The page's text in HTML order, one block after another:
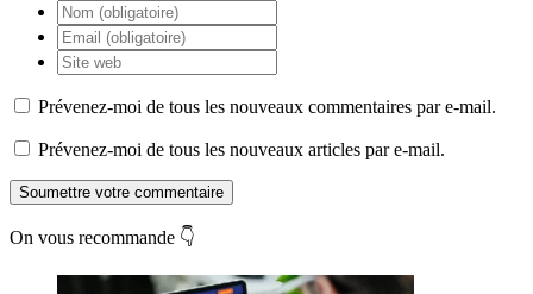
Prévenez-moi de tous les nouveaux commentaires par e-mail.
Prévenez-moi de tous les nouveaux articles par e-mail.
Soumettre votre commentaire
On vous recommande 👇